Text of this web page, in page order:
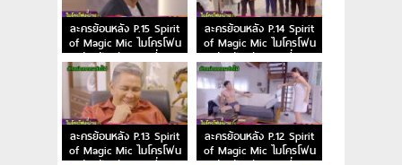
ละครย้อนหลัง P.15 Spirit
of Magic Mic ไมโครโฟน
ม่วนป่วนรัก ตอนที่ 15
ละครย้อนหลัง P.14 Spirit
of Magic Mic ไมโครโฟน
ม่วนป่วนรัก ตอนที่ 14
ละครย้อนหลัง P.13 Spirit
of Magic Mic ไมโครโฟน
ละครย้อนหลัง P.12 Spirit
of Magic Mic ไมโครโฟน